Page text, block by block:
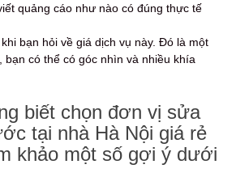
quảng cáo như nào có đúng thực tế
bạn hỏi về giá dịch vụ này. Đó là một
bạn có thể có góc nhìn và nhiều khía
biết chọn đơn vị sửa
tại nhà Hà Nội giá rẻ
khảo một số gợi ý dưới